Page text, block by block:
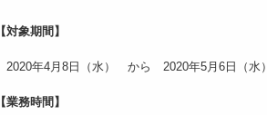
【対象期間】
2020年4月8日（水） から 2020年5月6日（水）
【業務時間】